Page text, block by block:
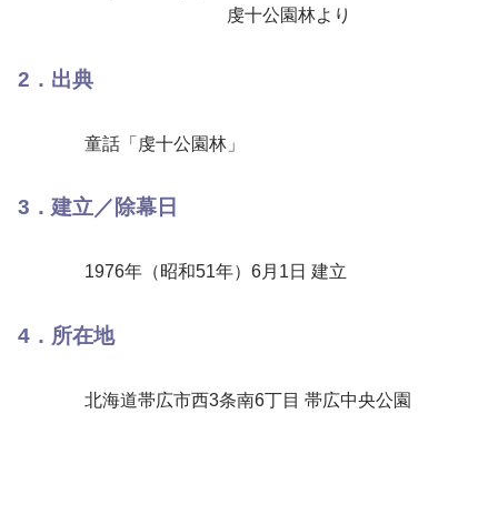
虔十公園林より
2．出典
童話「虔十公園林」
3．建立／除幕日
1976年（昭和51年）6月1日 建立
4．所在地
北海道帯広市西3条南6丁目 帯広中央公園